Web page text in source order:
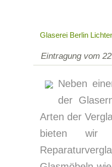
Glaserei Berlin
Eintragung vom
Neben
der
Arten der
bieten wir